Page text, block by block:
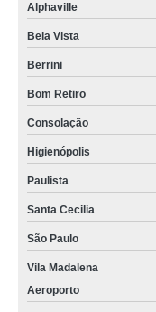
Alphaville
Bela Vista
Berrini
Bom Retiro
Consolação
Higienópolis
Paulista
Santa Cecilia
São Paulo
Vila Madalena
Aeroporto